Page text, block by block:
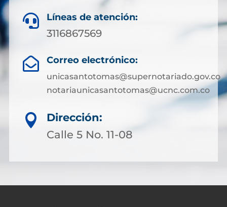
 Líneas de atención:
3116867569
 Correo electrónico:
unicasantotomas@supernotariado.gov.co
notariaunicasantotomas@ucnc.com.co

Dirección:
Calle 5 No. 11-08